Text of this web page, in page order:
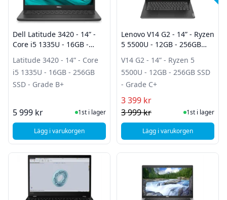
Dell Latitude 3420 - 14” -
Core i5 1335U - 16GB -
Latitude 3420 - 14” - Core
i5 1335U - 16GB - 256GB
SSD - Grade B+
5 999 kr I Lager
1st i lager
Lägg i varukorgen, Dell Latitude 3420 - 14” - Core i5 1335U - 16GB - 256GB
Lenovo V14 G2 - 14” - Ryzen
5 5500U - 12GB - 256GB
V14 G2 - 14” - Ryzen 5
5500U - 12GB - 256GB SSD
- Grade C+
3 399 kr
3 999 kr
I Lager
1st i lager
Lägg i varukorgen
, Lenovo V14 G2 -